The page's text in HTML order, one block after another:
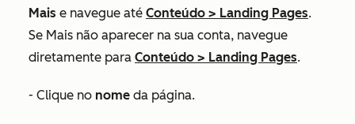
Mais e navegue até Conteúdo > Landing Pages.
Se Mais não aparecer na sua conta, navegue
diretamente para Conteúdo > Landing Pages.
- Clique no nome da página.